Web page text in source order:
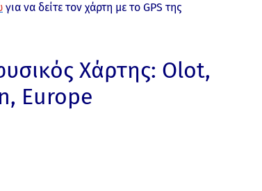
για να δείτε τον χάρτη με το GPS της
Χάρτης: Olot,
Europe